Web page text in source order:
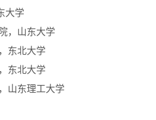
大学
，山东大学
东北大学
东北大学
山东理工大学